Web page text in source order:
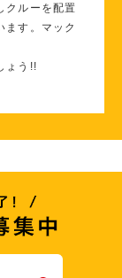
クルーを配置
ます。マック
ょう!!